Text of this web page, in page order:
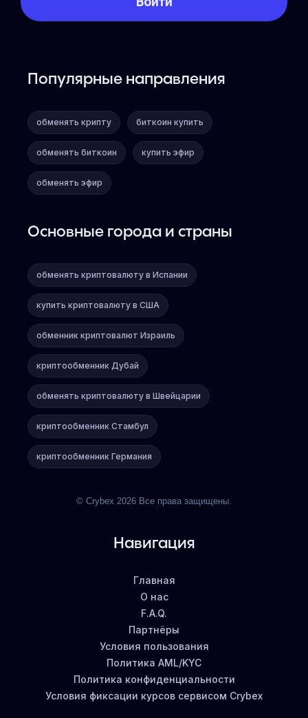
Популярные направления
обменять крипту биткоин купить
обменять биткоин купить эфир
обменять эфир
Основные города и страны
обменять криптовалюту в Испании
купить криптовалюту в США
обменник криптовалют Израиль
криптообменник Дубай
обменять криптовалюту в Швейцарии
криптообменник Стамбул
криптообменник Германия
© Crybex 2026 Все права защищены.
Навигация
Главная
О нас
F.A.Q.
Партнёры
Условия пользования
Политика AML/KYC
Политика конфиденциальности
Условия фиксации курсов сервисом Crybex